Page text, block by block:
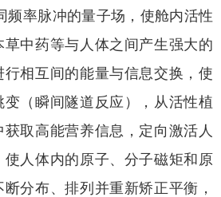
频率脉冲的量子场，使舱内活性
中药等与人体之间产生强大的
相互间的能量与信息交换，使
变（瞬间隧道反应），从活性植
取高能营养信息，定向激活人
人体内的原子、分子磁矩和原
分布、排列并重新矫正平衡，